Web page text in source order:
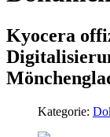
Kyocera
Kategorie: